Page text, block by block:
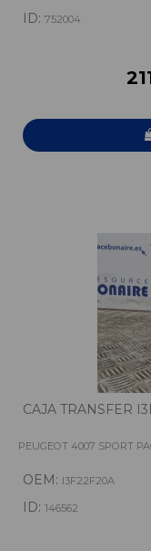
ID: 752004
CAJA TRANSFER
PEUGEOT 4007 SPORT
OEM: I3F22F20A
ID: 146562